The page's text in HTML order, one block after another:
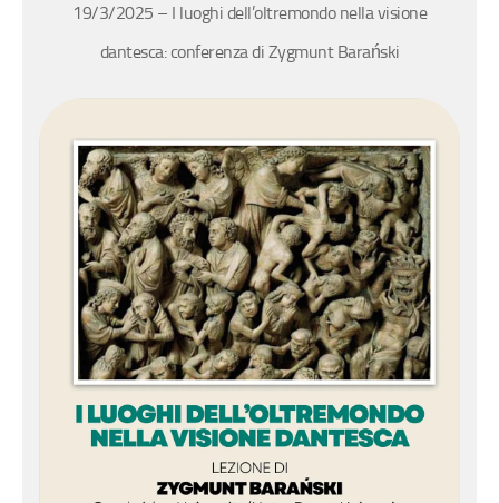
19/3/2025 – I luoghi dell’oltremondo nella visione
dantesca: conferenza di Zygmunt Barański